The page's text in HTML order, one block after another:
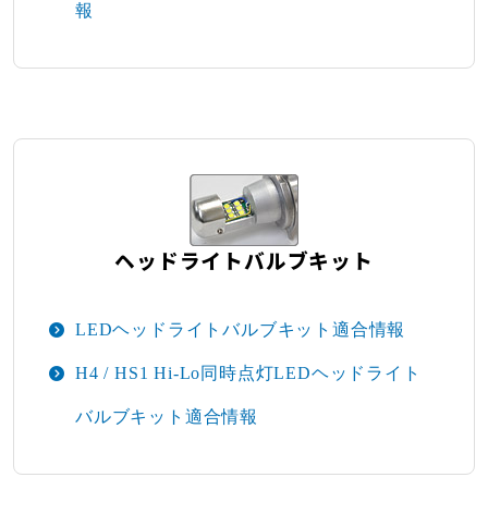
報
ヘッドライトバルブキット
LEDヘッドライトバルブキット適合情報
H4 / HS1 Hi-Lo同時点灯LEDヘッドライト
バルブキット適合情報